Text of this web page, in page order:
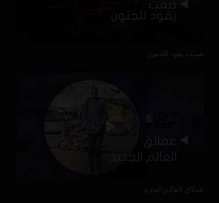
صمت يقود للجنون
عملاق العالم الجديد